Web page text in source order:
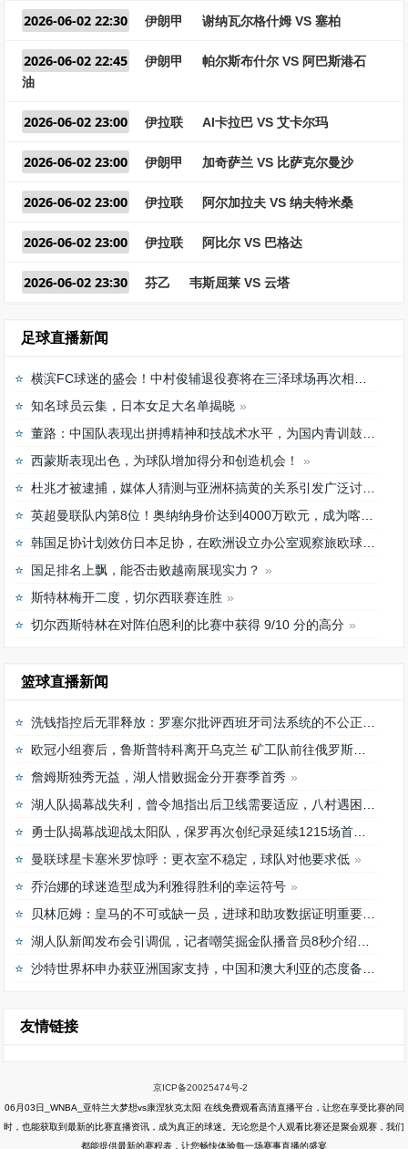
2026-06-02 22:30 伊朗甲 谢纳瓦尔格什姆 VS 塞柏
2026-06-02 22:45 伊朗甲
帕尔斯布什尔 VS 阿巴斯港石
油
2026-06-02 23:00 伊拉联 Al卡拉巴 VS 艾卡尔玛
2026-06-02 23:00 伊朗甲 加奇萨兰 VS 比萨克尔曼沙
2026-06-02 23:00 伊拉联 阿尔加拉夫 VS 纳夫特米桑
2026-06-02 23:00 伊拉联 阿比尔 VS 巴格达
2026-06-02 23:30 芬乙 韦斯屈莱 VS 云塔
足球直播新闻
横滨FC球迷的盛会！中村俊辅退役赛将在三泽球场再次相聚
知名球员云集，日本女足大名单揭晓
董路：中国队表现出拼搏精神和技战术水平，为国内青训鼓舞
西蒙斯表现出色，为球队增加得分和创造机会！
杜兆才被逮捕，媒体人猜测与亚洲杯搞黄的关系引发广泛讨论
英超曼联队内第8位！奥纳纳身价达到4000万欧元，成为喀麦隆最贵门将
韩国足协计划效仿日本足协，在欧洲设立办公室观察旅欧球员的身体情况
国足排名上飘，能否击败越南展现实力？
斯特林梅开二度，切尔西联赛连胜
切尔西斯特林在对阵伯恩利的比赛中获得 9/10 分的高分
篮球直播新闻
洗钱指控后无罪释放：罗塞尔批评西班牙司法系统的不公正待遇
欧冠小组赛后，鲁斯普特科离开乌克兰 矿工队前往俄罗斯，未来发展如何？
詹姆斯独秀无益，湖人惜败掘金分开赛季首秀
湖人队揭幕战失利，曾令旭指出后卫线需要适应，八村遇困难
勇士队揭幕战迎战太阳队，保罗再次创纪录延续1215场首发之路
曼联球星卡塞米罗惊呼：更衣室不稳定，球队对他要求低
乔治娜的球迷造型成为利雅得胜利的幸运符号
贝林厄姆：皇马的不可或缺一员，进球和助攻数据证明重要性
湖人队新闻发布会引调侃，记者嘲笑掘金队播音员8秒介绍首发阵容速度
沙特世界杯申办获亚洲国家支持，中国和澳大利亚的态度备受关注
友情链接
京ICP备20025474号-2
06月03日_WNBA_亚特兰大梦想vs康涅狄克太阳 在线免费观看高清直播平台，让您在享受比赛的同
时，也能获取到最新的比赛直播资讯，成为真正的球迷。无论您是个人观看比赛还是聚会观赛，我们
都能提供最新的赛程表，让您畅快体验每一场赛事直播的盛宴